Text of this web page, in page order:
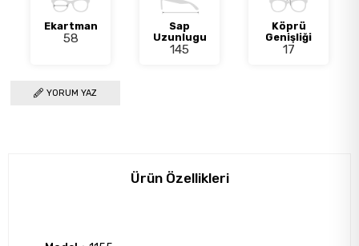
Ekartman
58
Sap
Uzunlugu
145
Köprü
Genişliği
17
YORUM YAZ
Ürün Özellikleri